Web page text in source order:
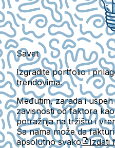
Savet
Izgradite portfolio i
trendovima.
Međutim, zarada i
zavisnosti od faktora
potražnja na tržištu i
Sa nama može da
apsolutno svako
Izdati